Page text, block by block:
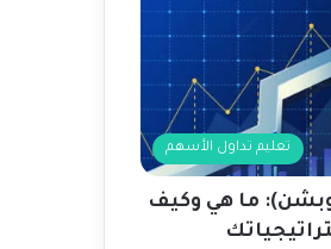
تعليم تداول الأسهم
ما هي وكيف